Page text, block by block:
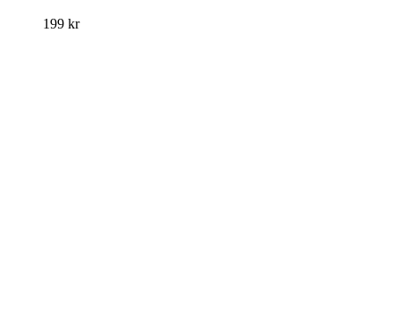
199 kr